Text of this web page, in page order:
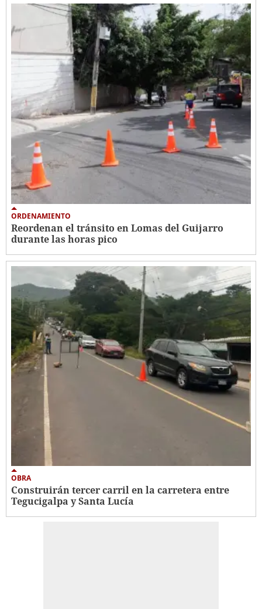
ORDENAMIENTO
Reordenan el tránsito en Lomas del Guijarro
durante las horas pico
OBRA
Construirán tercer carril en la carretera entre
Tegucigalpa y Santa Lucía